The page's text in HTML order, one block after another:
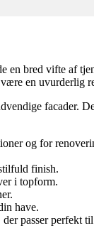
en bred vifte af
en uvurderlig
facader.
og for
finish.
i topform.
have.
passer perfekt